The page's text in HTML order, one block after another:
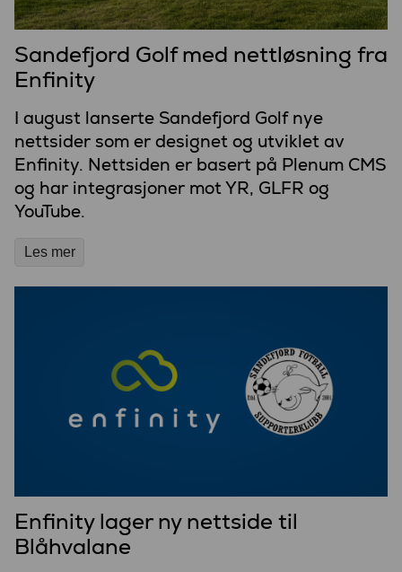
Sandefjord Golf med nettløsning fra
Enfinity
I august lanserte Sandefjord Golf nye
nettsider som er designet og utviklet av
Enfinity. Nettsiden er basert på Plenum CMS
og har integrasjoner mot YR, GLFR og
YouTube.
Les mer
Enfinity lager ny nettside til
Blåhvalane